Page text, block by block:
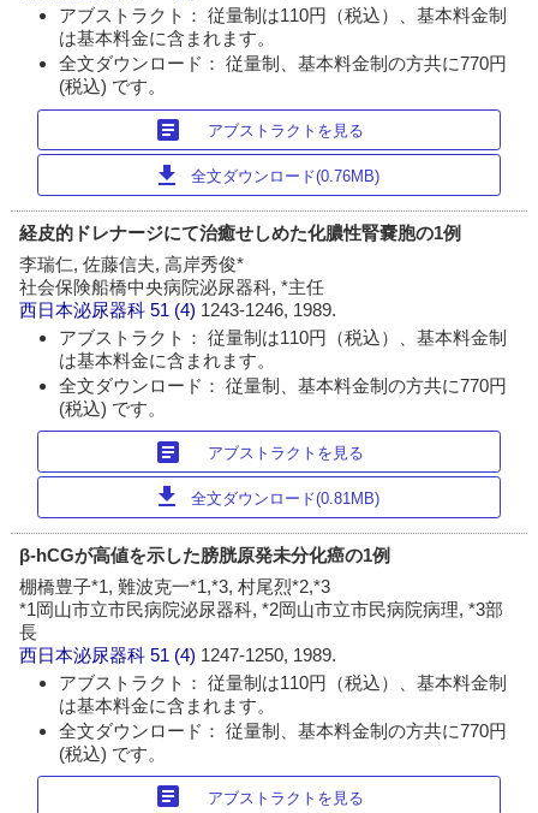
アブストラクト： 従量制は110円（税込）、基本料金制
は基本料金に含まれます。
全文ダウンロード： 従量制、基本料金制の方共に770円
(税込) です。
article アブストラクトを見る
download 全文ダウンロード(0.76MB)
経皮的ドレナージにて治癒せしめた化膿性腎嚢胞の1例
李瑞仁, 佐藤信夫, 高岸秀俊*
社会保険船橋中央病院泌尿器科, *主任
西日本泌尿器科 51 (4) 1243-1246, 1989.
アブストラクト： 従量制は110円（税込）、基本料金制
は基本料金に含まれます。
全文ダウンロード： 従量制、基本料金制の方共に770円
(税込) です。
article アブストラクトを見る
download 全文ダウンロード(0.81MB)
β-hCGが高値を示した膀胱原発未分化癌の1例
棚橋豊子*1, 難波克一*1,*3, 村尾烈*2,*3
*1岡山市立市民病院泌尿器科, *2岡山市立市民病院病理, *3部
長
西日本泌尿器科 51 (4) 1247-1250, 1989.
アブストラクト： 従量制は110円（税込）、基本料金制
は基本料金に含まれます。
全文ダウンロード： 従量制、基本料金制の方共に770円
(税込) です。
article アブストラクトを見る